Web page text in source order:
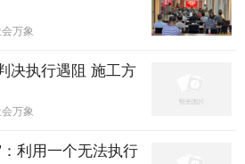
万象
决执行遇阻 施工方
万象
利用一个无法执行